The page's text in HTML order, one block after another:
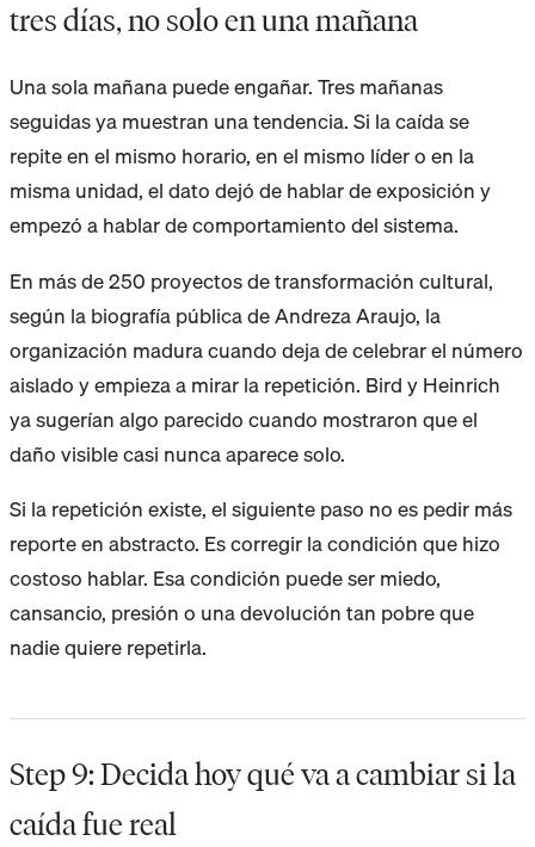
tres días, no solo en una mañana
Una sola mañana puede engañar. Tres mañanas
seguidas ya muestran una tendencia. Si la caída se
repite en el mismo horario, en el mismo líder o en la
misma unidad, el dato dejó de hablar de exposición y
empezó a hablar de comportamiento del sistema.
En más de 250 proyectos de transformación cultural,
según la biografía pública de Andreza Araujo, la
organización madura cuando deja de celebrar el número
aislado y empieza a mirar la repetición. Bird y Heinrich
ya sugerían algo parecido cuando mostraron que el
daño visible casi nunca aparece solo.
Si la repetición existe, el siguiente paso no es pedir más
reporte en abstracto. Es corregir la condición que hizo
costoso hablar. Esa condición puede ser miedo,
cansancio, presión o una devolución tan pobre que
nadie quiere repetirla.
Step 9: Decida hoy qué va a cambiar si la
caída fue real